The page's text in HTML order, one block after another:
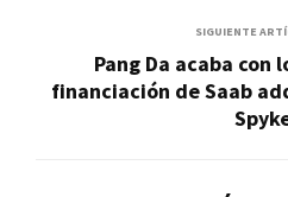
SIGUIENTE
Pang Da acaba con
financiación de Saab